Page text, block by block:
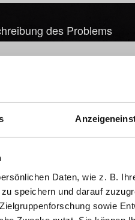
Daten, wie z. B.
speichern und darauf
sowie
des Problems
Bericht eine Datei